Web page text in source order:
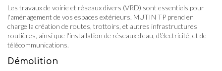
Les travaux de voirie et réseaux divers (VRD) sont essentiels pour
l'aménagement de vos espaces extérieurs. MUTIN TP prend en
charge la création de routes, trottoirs, et autres infrastructures
routières, ainsi que l'installation de réseaux d'eau, d'électricité, et de
télécommunications.
Démolition